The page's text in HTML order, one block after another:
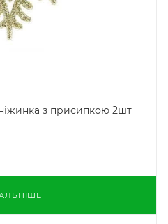
з присипкою 2шт